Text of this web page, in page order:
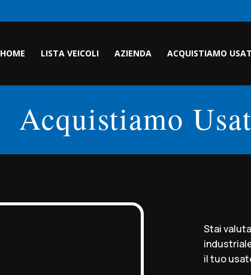
HOME LISTA VEICOLI AZIENDA ACQUISTIAMO
Acquistiamo
Stai
il tuo